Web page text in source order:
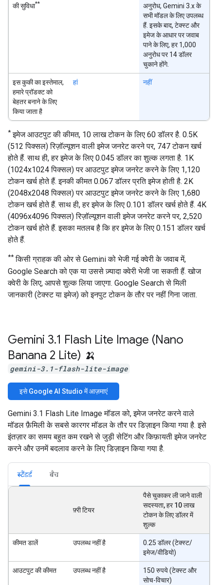
की सुविधा**
अनुरोध, Gemini 3.x के
सभी मॉडल के लिए उपलब्ध
हैं. इसके बाद, टेक्स्ट और
इमेज के आधार पर जवाब
पाने के लिए, हर 1,000
अनुरोध पर 14 डॉलर
चुकाने होंगे.
इस कुकी का इस्तेमाल,
हमारे प्रॉडक्ट को
बेहतर बनाने के लिए
किया जाता है
हां नहीं
* इमेज आउटपुट की कीमत, 10 लाख टोकन के लिए 60 डॉलर है. 0.5K
(512 पिक्सल) रिज़ॉल्यूशन वाली इमेज जनरेट करने पर, 747 टोकन खर्च
होते हैं. साथ ही, हर इमेज के लिए 0.045 डॉलर का शुल्क लगता है. 1K
(1024x1024 पिक्सल) पर आउटपुट इमेज जनरेट करने के लिए 1,120
टोकन खर्च होते हैं. इनकी कीमत 0.067 डॉलर प्रति इमेज होती है. 2K
(2048x2048 पिक्सल) पर आउटपुट इमेज जनरेट करने के लिए 1,680
टोकन खर्च होते हैं. साथ ही, हर इमेज के लिए 0.101 डॉलर खर्च होते हैं. 4K
(4096x4096 पिक्सल) रिज़ॉल्यूशन वाली इमेज जनरेट करने पर, 2,520
टोकन खर्च होते हैं. इसका मतलब है कि हर इमेज के लिए 0.151 डॉलर खर्च
होते हैं.
** किसी ग्राहक की ओर से Gemini को भेजी गई क्वेरी के जवाब में,
Google Search को एक या उससे ज़्यादा क्वेरी भेजी जा सकती हैं. खोज
क्वेरी के लिए, आपसे शुल्क लिया जाएगा. Google Search से मिली
जानकारी (टेक्स्ट या इमेज) को इनपुट टोकन के तौर पर नहीं गिना जाता.
Gemini 3.1 Flash Lite Image (Nano
Banana 2 Lite) 🍌
gemini-3.1-flash-lite-image
इसे Google AI Studio में आज़माएं
Gemini 3.1 Flash Lite Image मॉडल को, इमेज जनरेट करने वाले
मॉडल फ़ैमिली के सबसे कारगर मॉडल के तौर पर डिज़ाइन किया गया है. इसे
इंतज़ार का समय बहुत कम रखने से जुड़ी सेटिंग और किफ़ायती इमेज जनरेट
करने और उनमें बदलाव करने के लिए डिज़ाइन किया गया है.
स्टैंडर्ड बैच
फ़्री टियर
पैसे चुकाकर ली जाने वाली
सदस्यता, हर 10 लाख
टोकन के लिए डॉलर में
शुल्क
कीमत डालें उपलब्ध नहीं है
0.25 डॉलर (टेक्स्ट/
इमेज/वीडियो)
आउटपुट की कीमत उपलब्ध नहीं है
150 रुपये (टेक्स्ट और
सोच-विचार)